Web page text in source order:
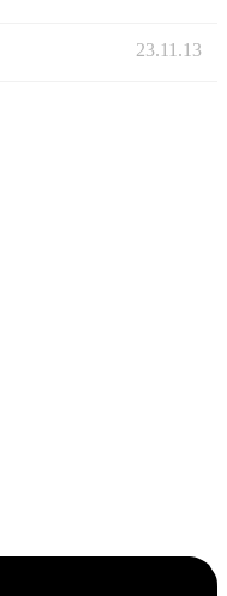
23.11.13